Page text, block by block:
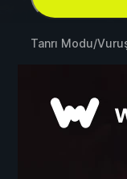
Tanrı Modu/